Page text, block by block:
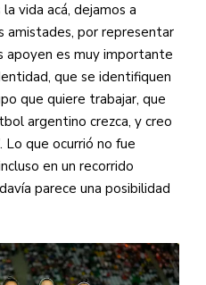
vida acá, dejamos a
amistades, por representar
apoyen es muy importante
que se identifiquen
que quiere trabajar, que
argentino crezca, y creo
Lo que ocurrió no fue
en un recorrido
parece una posibilidad